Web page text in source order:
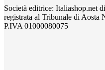
Società editrice: Italiashop.net
registrata al Tribunale di Aosta
P.IVA 01000080075